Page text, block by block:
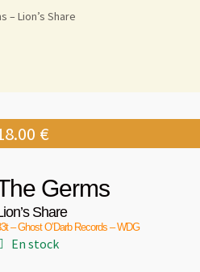
– Lion’s Share
€
Germs
Share
– Ghost O’Darb Records – WDG
En stock